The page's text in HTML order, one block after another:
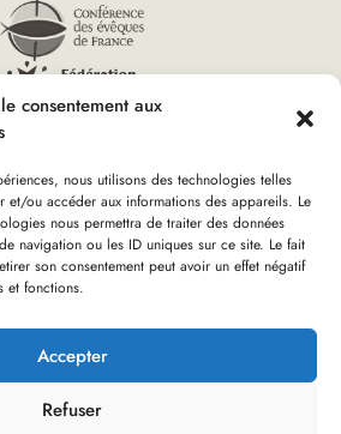
consentement aux
nous utilisons des technologies telles
et/ou accéder aux informations des appareils. Le
nous permettra de traiter des données
navigation ou les ID uniques sur ce site. Le fait
son consentement peut avoir un effet négatif
et fonctions.
Accepter
Refuser
Vous êtes ici :
verte»Les étapes pour démarrer
Mentions Légales
: olivgraphic.com